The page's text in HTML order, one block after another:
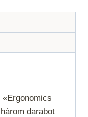
darabot